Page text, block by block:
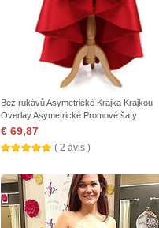
Bez rukávů Asymetrické Krajka Krajkou
Overlay Asymetrické Promové šaty
€ 69,87
( 2 avis )